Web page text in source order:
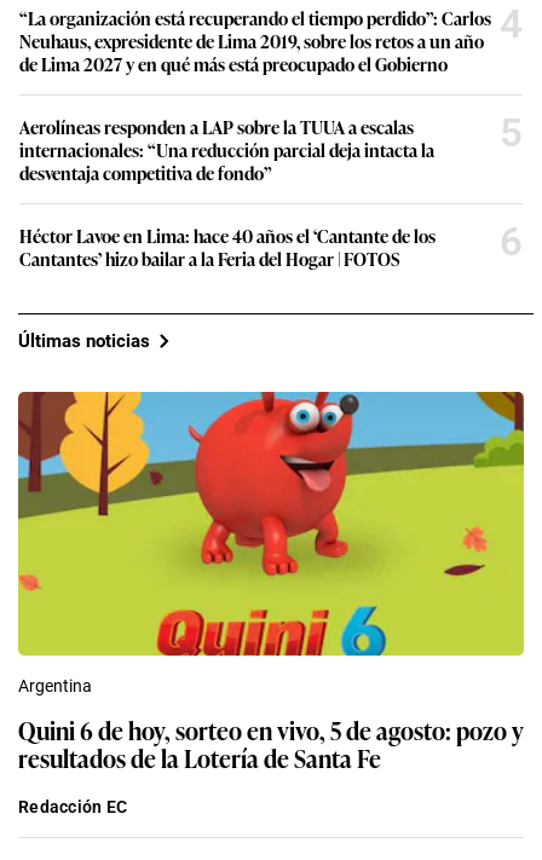
“La organización está recuperando el tiempo perdido”: Carlos
Neuhaus, expresidente de Lima 2019, sobre los retos a un año
de Lima 2027 y en qué más está preocupado el Gobierno
4
Aerolíneas responden a LAP sobre la TUUA a escalas
internacionales: “Una reducción parcial deja intacta la
desventaja competitiva de fondo”
5
Héctor Lavoe en Lima: hace 40 años el ‘Cantante de los
Cantantes’ hizo bailar a la Feria del Hogar | FOTOS
6
Últimas noticias
Argentina
Quini 6 de hoy, sorteo en vivo, 5 de agosto: pozo y
resultados de la Lotería de Santa Fe
Redacción EC